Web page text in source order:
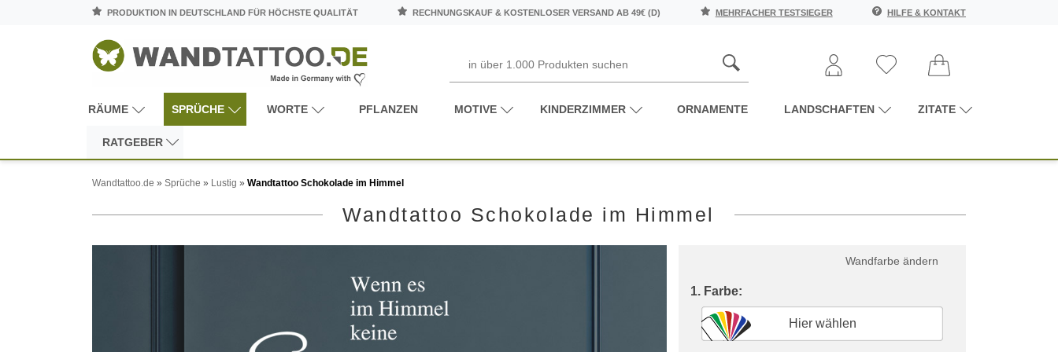
PRODUKTION IN DEUTSCHLAND FÜR HÖCHSTE QUALITÄT RECHNUNGSKAUF & KOSTENLOSER VERSAND AB 49€ (D) MEHRFACHER TESTSIEGER HILFE & KONTAKT
RÄUME SPRÜCHE WORTE PFLANZEN MOTIVE KINDERZIMMER ORNAMENTE LANDSCHAFTEN ZITATE
RATGEBER
Wandtattoo.de » Sprüche » Lustig » Wandtattoo Schokolade im Himmel
Wandtattoo Schokolade im Himmel
Wandfarbe ändern
1. Farbe:
Hier wählen